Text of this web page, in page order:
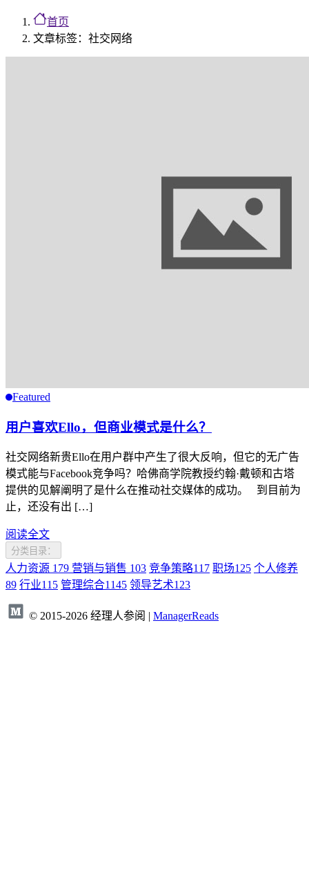
首页
文章标签：社交网络
Featured
用户喜欢Ello，但商业模式是什么？
社交网络新贵Ello在用户群中产生了很大反响，但它的无广告
模式能与Facebook竞争吗？哈佛商学院教授约翰·戴顿和古塔
提供的见解阐明了是什么在推动社交媒体的成功。 到目前为
止，还没有出 […]
阅读全文
分类目录：
人力资源 179 营销与销售 103 竞争策略117 职场125 个人修养
89 行业115 管理综合1145 领导艺术123
© 2015-2026 经理人参阅 | ManagerReads